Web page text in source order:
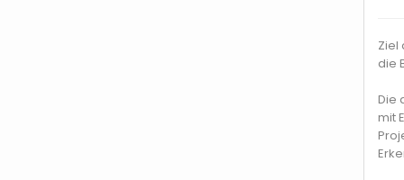
Ziel
die
Die
mit